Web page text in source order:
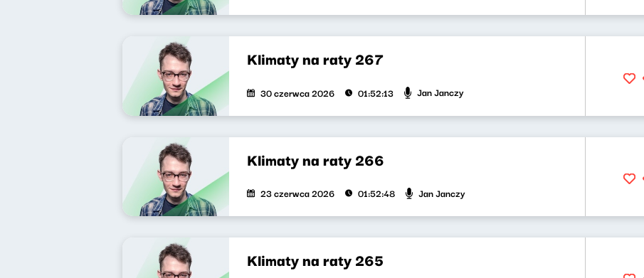
Klimaty na raty 267
30 czerwca 2026 01:52:13 Jan Janczy
Klimaty na raty 266
23 czerwca 2026 01:52:48 Jan Janczy
Klimaty na raty 265